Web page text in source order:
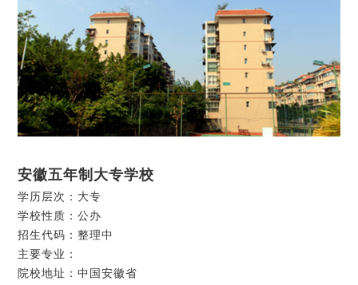
安徽五年制大专学校
学历层次：大专
学校性质：公办
招生代码：整理中
主要专业：
院校地址：中国安徽省